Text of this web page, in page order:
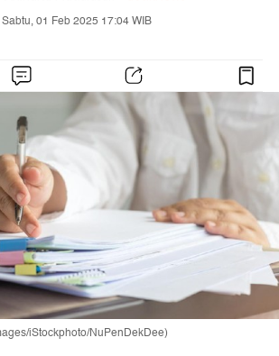
Sabtu, 01 Feb 2025 17:04 WIB
iStockphoto/NuPenDekDee)